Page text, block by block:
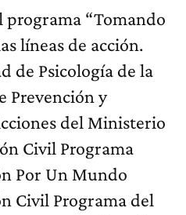
programa “Tomando
líneas de acción.
de Psicología de la
Prevención y
del Ministerio
Civil Programa
Por Un Mundo
Civil Programa del